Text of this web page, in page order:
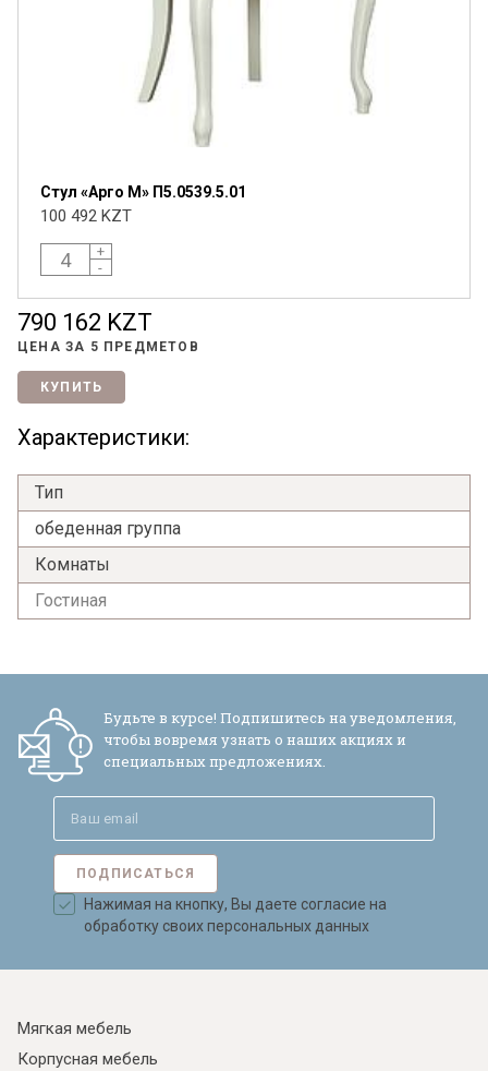
Я ознакомлен сПолитикой
Стул «Арго М» П5.0539.5.01
100 492 KZT
+
-
790 162 KZT
КУПИТЬ
ЦЕНА ЗА 5 ПРЕДМЕТОВ
Характеристики:
Тип
обеденная группа
Комнаты
Гостиная
Будьте в курсе! Подпишитесь на уведомления,
чтобы вовремя узнать о наших акциях и
специальных предложениях.
ПОДПИСАТЬСЯ
Нажимая на кнопку, Вы даете согласие на
обработку своих персональных данных
Мягкая мебель
Корпусная мебель